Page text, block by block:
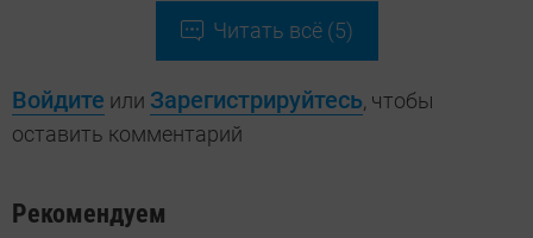
Читать всё (5)
Войдите или Зарегистрируйтесь, чтобы
оставить комментарий
Рекомендуем